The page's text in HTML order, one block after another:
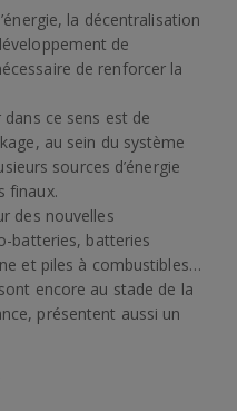
la décentralisation
de
de renforcer la
dans ce sens est de
au sein du système
sources d’énergie
finaux.
des nouvelles
batteries, batteries
et piles à combustibles…
encore au stade de la
présentent aussi un